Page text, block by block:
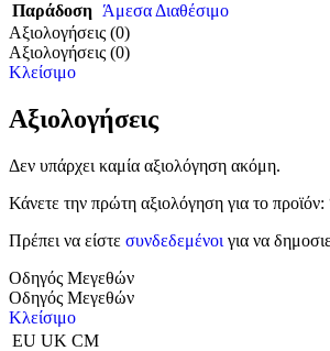
Παράδοση Άμεσα Διαθέσιμο
Αξιολογήσεις (0)
Αξιολογήσεις (0)
Κλείσιμο
Αξιολογήσεις
Δεν υπάρχει καμία αξιολόγηση ακόμη.
Κάνετε την πρώτη αξιολόγηση για το
Πρέπει να είστε συνδεδεμένοι για να
Οδηγός Μεγεθών
Οδηγός Μεγεθών
Κλείσιμο
EU UK CM